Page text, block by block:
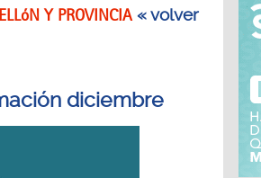
Y PROVINCIA« volver
diciembre